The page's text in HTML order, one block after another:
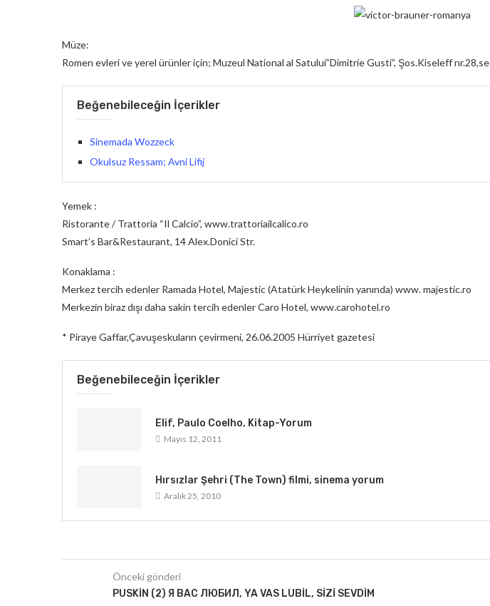
Müze:
Romen evleri ve yerel ürünler için; Muzeul National al Satului”Dimitrie Gusti”, Şos.Kiseleff
Beğenebileceğin İçerikler
Sinemada Wozzeck
Okulsuz Ressam; Avni Lifij
Yemek :
Ristorante / Trattoria “Il Calcio”, www.trattoriailcalico.ro
Smart’s Bar&Restaurant, 14 Alex.Donici Str.
Konaklama :
Merkez tercih edenler Ramada Hotel, Majestic (Atatürk Heykelinin yanında) www. majestic.ro
Merkezin biraz dışı daha sakin tercih edenler Caro Hotel, www.carohotel.ro
* Piraye Gaffar,Çavuşeskuların çevirmeni, 26.06.2005 Hürriyet gazetesi
Beğenebileceğin İçerikler
Elif, Paulo Coelho, Kitap-Yorum
Mayıs 12, 2011
Hırsızlar Şehri (The Town) filmi, sinema yorum
Aralık 25, 2010
Önceki gönderi
PUSKIN (2) Я ВАС ЛЮБИЛ, YA VAS LUBIL, SIZI SEVDIM